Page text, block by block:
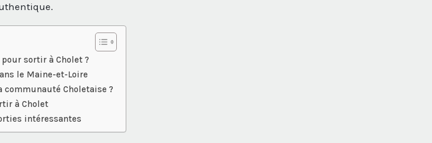
sortir à Cholet ?
le Maine-et-Loire
Choletaise ?
à Cholet
intéressantes